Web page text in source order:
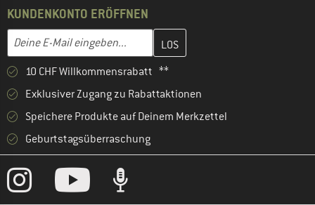
KUNDENKONTO ERÖFFNEN
E-Mail-Adresse
Gib hier deine E-Mail-Adresse ein und erstelle im nächsten
10 CHF Willkommensrabatt **
Exklusiver Zugang zu Rabattaktionen
Speichere Produkte auf Deinem Merkzettel
Geburtstagsüberraschung